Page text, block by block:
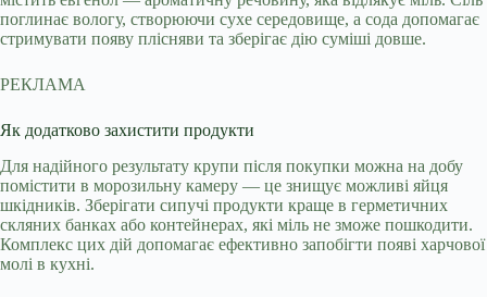
поглинає вологу, створюючи сухе середовище, а сода допомагає
стримувати появу плісняви та зберігає дію суміші довше.
РЕКЛАМА
Як додатково захистити продукти
Для надійного результату крупи після покупки можна на добу
помістити в морозильну камеру — це знищує можливі яйця
шкідників. Зберігати сипучі продукти краще в герметичних
скляних банках або контейнерах, які міль не зможе пошкодити.
Комплекс цих дій допомагає ефективно запобігти появі харчової
молі в кухні.